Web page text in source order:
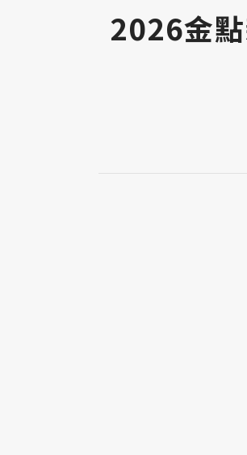
2026金